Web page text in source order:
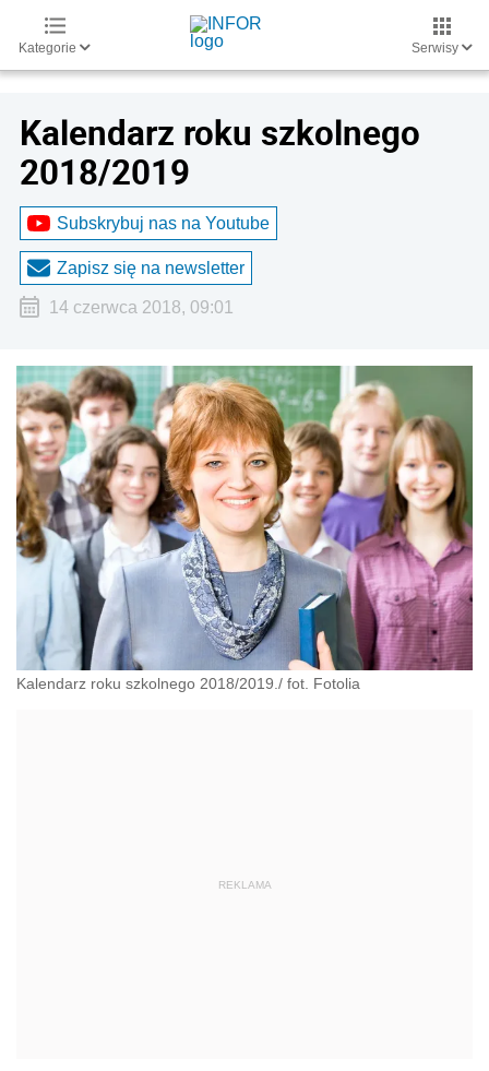
Kategorie Serwisy
Kalendarz roku szkolnego
2018/2019
Subskrybuj nas na Youtube
Zapisz się na newsletter
14 czerwca 2018, 09:01
Kalendarz roku szkolnego 2018/2019./ fot. Fotolia